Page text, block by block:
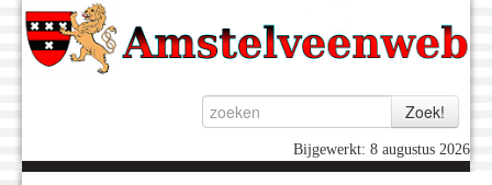
Bijgewerkt: 8 augustus 2026